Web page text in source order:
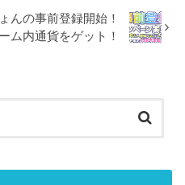
んの事前登録開始！
ム内通貨をゲット！